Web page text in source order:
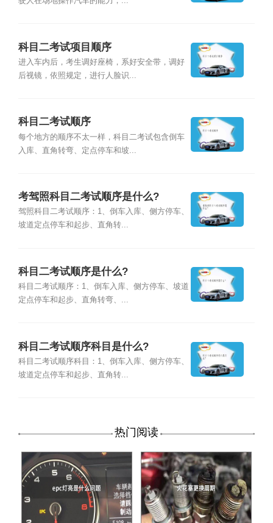
科目二考试项目顺序
进入车内后，考生调好座椅，系好安全带，调好
后视镜，依照规定，进行人脸识...
科目二考试顺序
每个地方的顺序不太一样，科目二考试包含倒车
入库、直角转弯、定点停车和坡...
考驾照科目二考试顺序是什么?
驾照科目二考试顺序：1、倒车入库、侧方停车、
坡道定点停车和起步、直角转...
科目二考试顺序是什么?
科目二考试顺序：1、倒车入库、侧方停车、坡道
定点停车和起步、直角转弯、...
科目二考试顺序科目是什么?
科目二考试顺序科目：1、倒车入库、侧方停车、
坡道定点停车和起步、直角转...
热门阅读